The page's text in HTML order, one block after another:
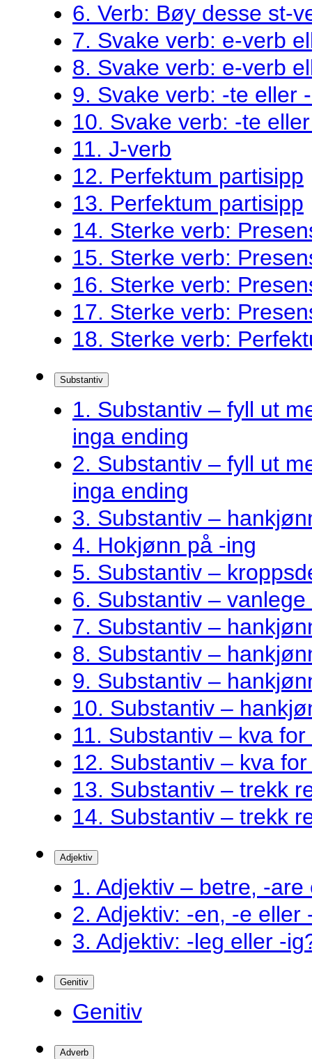
6. Verb: Bøy desse st-
7. Svake verb: e-verb
8. Svake verb: e-verb
9. Svake verb: -te eller
10. Svake verb: -te
11. J-verb
12. Perfektum partisipp
13. Perfektum partisipp
14. Sterke verb:
15. Sterke verb:
16. Sterke verb:
17. Sterke verb:
18. Sterke verb:
Substantiv
1. Substantiv – fyll ut
inga ending
2. Substantiv – fyll ut
inga ending
3. Substantiv –
4. Hokjønn på -ing
5. Substantiv –
6. Substantiv –
7. Substantiv –
8. Substantiv –
9. Substantiv –
10. Substantiv –
11. Substantiv – kva
12. Substantiv – kva
13. Substantiv – trekk
14. Substantiv – trekk
Adjektiv
1. Adjektiv – betre, -are
2. Adjektiv: -en, -e eller
3. Adjektiv: -leg eller -
Genitiv
Genitiv
Adverb